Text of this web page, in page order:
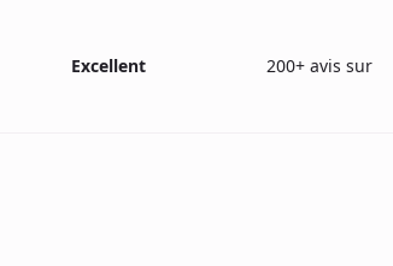
Excellent 200+ avis sur